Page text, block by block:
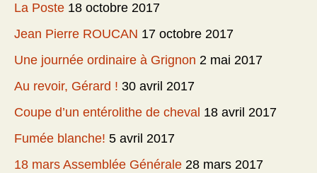
La Poste 18 octobre 2017
Jean Pierre ROUCAN 17 octobre 2017
Une journée ordinaire à Grignon 2 mai 2017
Au revoir, Gérard ! 30 avril 2017
Coupe d’un entérolithe de cheval 18 avril 2017
Fumée blanche! 5 avril 2017
18 mars Assemblée Générale 28 mars 2017